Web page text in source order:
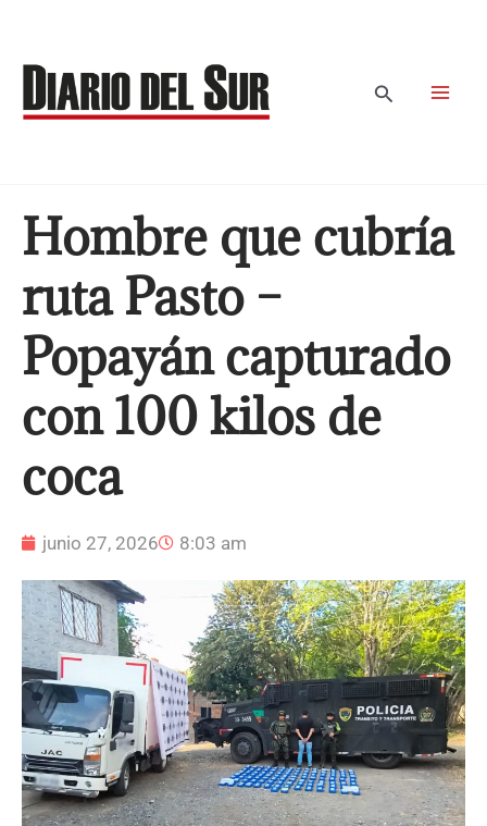
contenido
Buscar
Hombre que cubría
ruta Pasto –
Popayán capturado
con 100 kilos de
coca
junio 27, 2026 8:03 am